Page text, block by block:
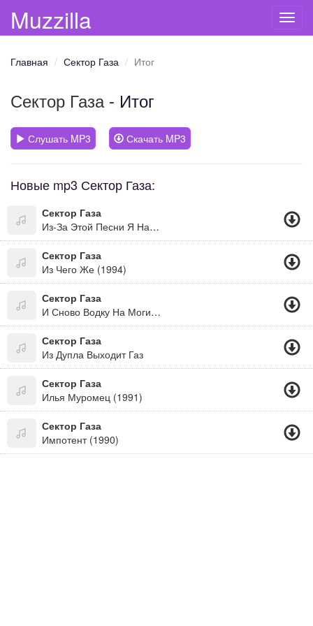
Muzzilla
Главная Сектор Газа Итог
Сектор Газа- Итог
Слушать MP3 Скачать MP3
Новые mp3 Сектор Газа:
Сектор Газа
Из-За Этой Песни Я Начал Учиться Играть На Гитаре :-)))
Сектор Газа
Из Чего Же (1994)
Сектор Газа
И Сново Водку На Могилках Пьют Кенты...
Сектор Газа
Из Дупла Выходит Газ
Сектор Газа
Илья Муромец (1991)
Сектор Газа
Импотент (1990)